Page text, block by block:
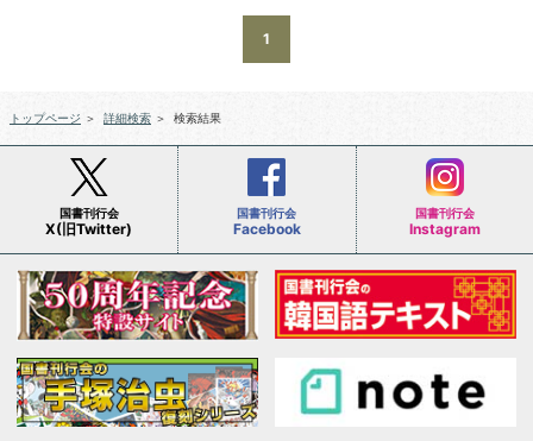
1
トップページ ＞ 詳細検索 ＞ 検索結果
国書刊行会
X(旧Twitter)
国書刊行会
Facebook
国書刊行会
Instagram